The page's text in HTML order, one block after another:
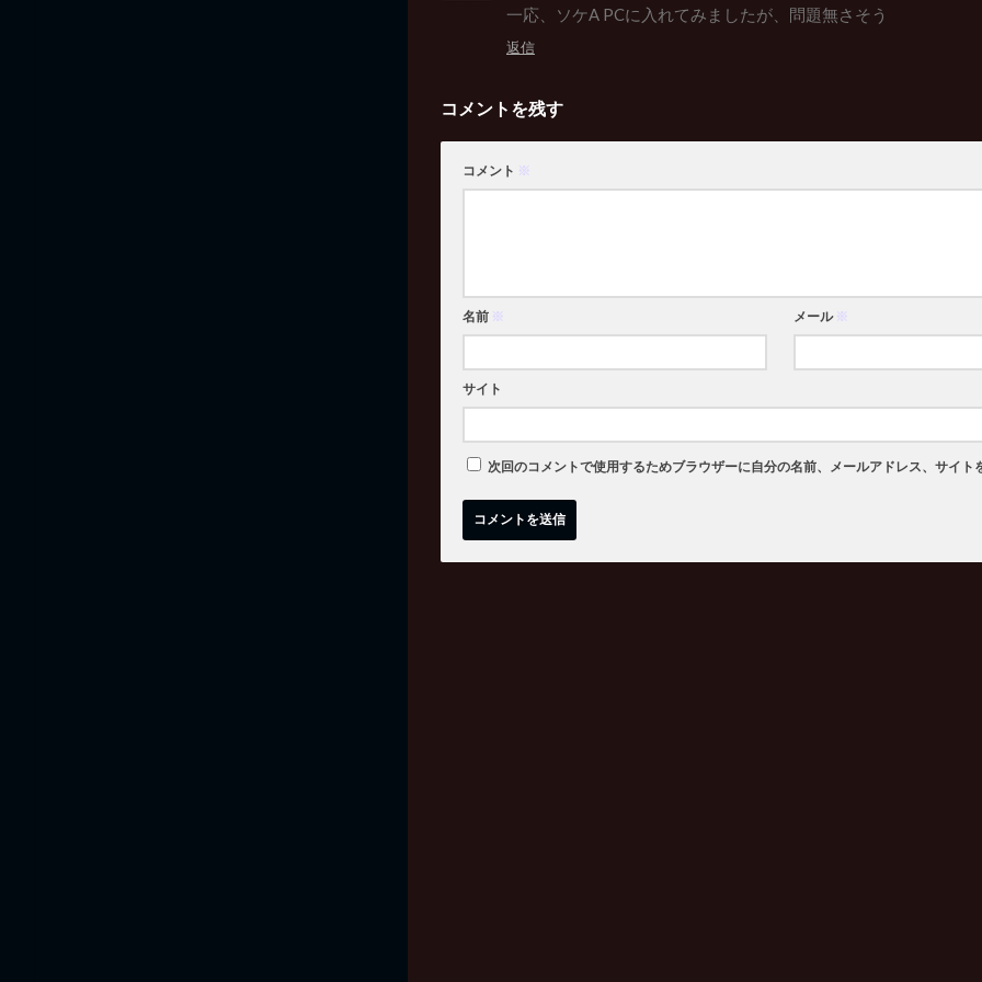
一応、ソケA PCに入れてみましたが、問題無さそう
返信
コメントを残す
コメント ※
名前 ※ メール ※
サイト
次回のコメントで使用するためブラウザーに自分の名前、メールアドレス、サイト